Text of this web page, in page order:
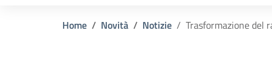
Home Novità Notizie Trasformazione del